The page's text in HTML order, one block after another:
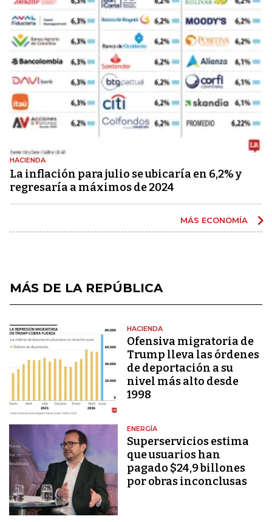
HACIENDA
La inflación para julio se ubicaría en 6,2% y
regresaría a máximos de 2024
MÁS ECONOMÍA
MÁS DE LA REPÚBLICA
HACIENDA
Ofensiva migratoria de
Trump lleva las órdenes
de deportación a su
nivel más alto desde
1998
ENERGÍA
Superservicios estima
que usuarios han
pagado $24,9 billones
por obras inconclusas